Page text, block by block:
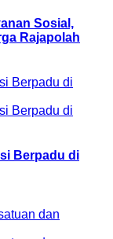
Sosial,
Rajapolah
Berpadu di